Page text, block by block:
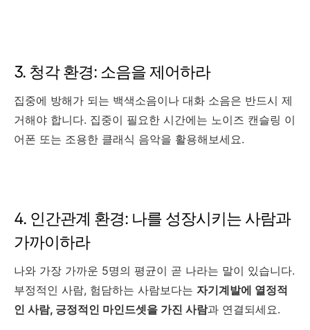
3. 청각 환경: 소음을 제어하라
집중에 방해가 되는 백색소음이나 대화 소음은 반드시 제
거해야 합니다. 집중이 필요한 시간에는 노이즈 캔슬링 이
어폰 또는 조용한 클래식 음악을 활용해보세요.
4. 인간관계 환경: 나를 성장시키는 사람과
가까이하라
나와 가장 가까운 5명의 평균이 곧 나라는 말이 있습니다.
부정적인 사람, 험담하는 사람보다는 자기계발에 열정적
인 사람, 긍정적인 마인드셋을 가진 사람과 연결되세요.